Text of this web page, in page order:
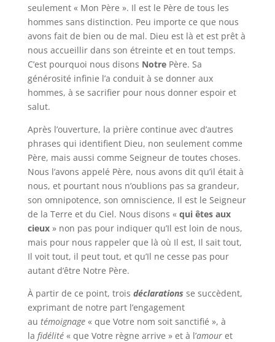
seulement « Mon Père ». Il est le Père de tous les
hommes sans distinction. Peu importe ce que nous
avons fait de bien ou de mal. Dieu est là et est prêt à
nous accueillir dans son étreinte et en tout temps.
C’est pourquoi nous disons Notre Père. Sa
générosité infinie l’a conduit à se donner aux
hommes, à se sacrifier pour nous donner espoir et
salut.
Après l’ouverture, la prière continue avec d’autres
phrases qui identifient Dieu, non seulement comme
Père, mais aussi comme Seigneur de toutes choses.
Nous l’avons appelé Père, nous avons dit qu’il était à
nous, et pourtant nous n’oublions pas sa grandeur,
son omnipotence, son omniscience, Il est le Seigneur
de la Terre et du Ciel. Nous disons « qui êtes aux
cieux» non pas pour indiquer qu’Il est loin de nous,
mais pour nous rappeler que là où Il est, Il sait tout,
Il voit tout, il peut tout, et qu’Il ne cesse pas pour
autant d’être Notre Père.
À partir de ce point, trois déclarations se succèdent,
exprimant de notre part l’engagement
au témoignage« que Votre nom soit sanctifié », à
la fidélité « que Votre règne arrive » et à l’amouret